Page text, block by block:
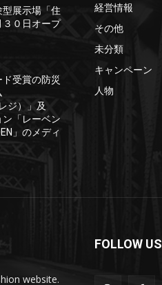
展示場「住
３０日オープ
受賞の防災
ジ）」及
「レーベン
」のメディ
経営情報
その他
未分類
キャンペーン
人物
website.
FOLLOW US